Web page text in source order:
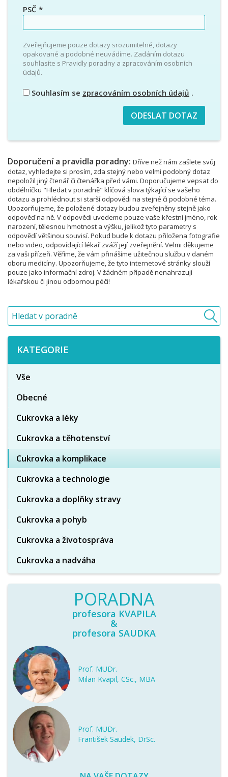
PSČ *
Zveřejňujeme pouze dotazy srozumitelné, dotazy
opakované a podobné neuvádíme. Zadáním dotazu
souhlasíte s Pravidly poradny a zpracováním osobních
údajů.
Souhlasím se zpracováním osobních údajů .
Doporučení a pravidla poradny: Dříve než nám zašlete svůj
dotaz, vyhledejte si prosím, zda stejný nebo velmi podobný dotaz
nepoložil jiný čtenář či čtenářka před vámi. Doporučujeme vepsat do
obdélníčku "Hledat v poradně" klíčová slova týkající se vašeho
dotazu a prohlédnout si starší odpovědi na stejné či podobné téma.
Upozorňujeme, že položené dotazy budou zveřejněny stejně jako
odpověď na ně. V odpovědi uvedeme pouze vaše křestní jméno, rok
narození, tělesnou hmotnost a výšku, jelikož tyto parametry s
odpovědí většinou souvisí. Pokud bude k dotazu přiložena fotografie
nebo video, odpovídající lékař zváží její zveřejnění. Velmi děkujeme
za vaši přízeň. Věříme, že vám přinášíme užitečnou službu v daném
oboru medicíny. Upozorňujeme, že tyto internetové stránky slouží
pouze jako informační zdroj. V žádném případě nenahrazují
lékařskou či jinou odbornou péči!
KATEGORIE
Vše
Obecné
Cukrovka a léky
Cukrovka a těhotenství
Cukrovka a komplikace
Cukrovka a technologie
Cukrovka a doplňky stravy
Cukrovka a pohyb
Cukrovka a životospráva
Cukrovka a nadváha
PORADNA
profesora KVAPILA
&
profesora SAUDKA
Prof. MUDr.
Milan Kvapil, CSc., MBA
Prof. MUDr.
František Saudek, DrSc.